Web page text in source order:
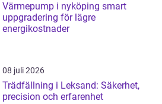
Värmepump i nyköping smart
uppgradering för lägre
energikostnader
08 juli 2026
Trädfällning i Leksand: Säkerhet,
precision och erfarenhet